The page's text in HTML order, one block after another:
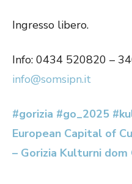
Ingresso libero.
Info: 0434 520820 –
info@somsipn.it
#gorizia #go_2025
European Capital of
– Gorizia Kulturni dom